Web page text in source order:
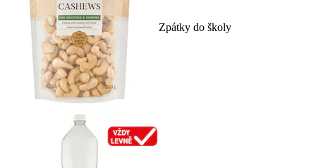
Zpátky do školy